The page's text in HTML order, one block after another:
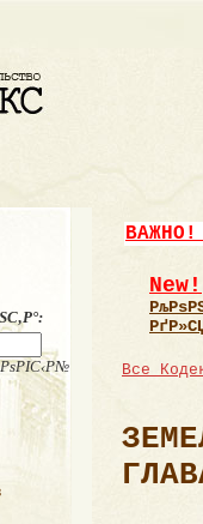
ВАЖНО!
New!
Все